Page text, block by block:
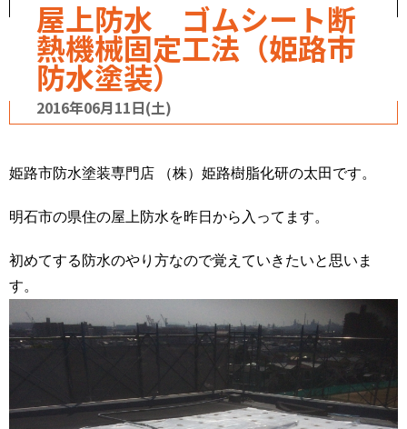
屋上防水 ゴムシート断
熱機械固定工法（姫路市
防水塗装）
2016年06月11日(土)
姫路市防水塗装専門店 （株）姫路樹脂化研の太田です。
明石市の県住の屋上防水を昨日から入ってます。
初めてする防水のやり方なので覚えていきたいと思いま
す。